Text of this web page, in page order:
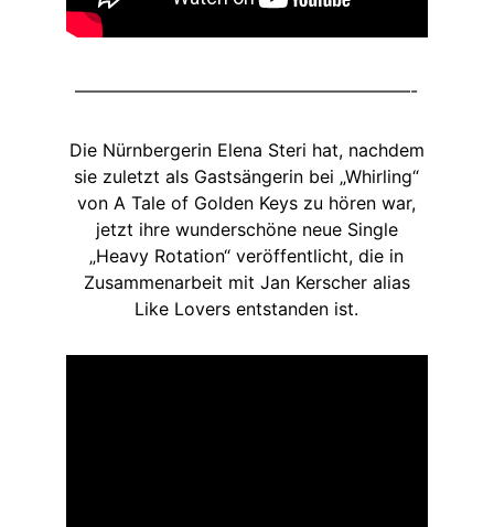
———————————————————-
Die Nürnbergerin Elena Steri hat, nachdem
sie zuletzt als Gastsängerin bei „Whirling“
von A Tale of Golden Keys zu hören war,
jetzt ihre wunderschöne neue Single
„Heavy Rotation“ veröffentlicht, die in
Zusammenarbeit mit Jan Kerscher alias
Like Lovers entstanden ist.